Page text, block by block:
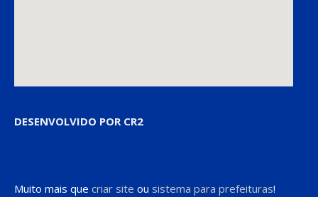
DESENVOLVIDO POR CR2
Muito mais que criar site ou sistema para prefeituras!